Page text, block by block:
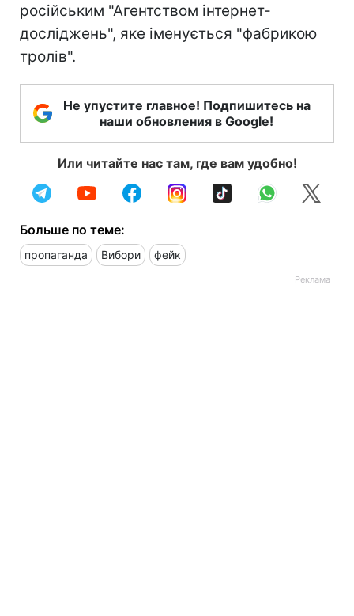
російським "Агентством інтернет-
досліджень", яке іменується "фабрикою
тролів".
Не упустите главное! Подпишитесь на
наши обновления в Google!
Или читайте нас там, где вам удобно!
Больше по теме:
пропаганда Вибори фейк